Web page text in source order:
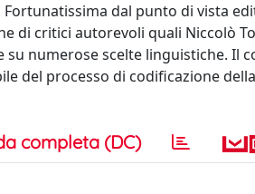
dal punto di vista
di critici autorevoli quali Niccolò
numerose scelte linguistiche. Il
del processo di codificazione
completa (DC)